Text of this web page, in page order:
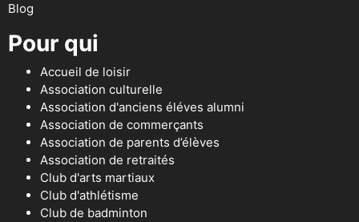
Blog
Pour qui
Accueil de loisir
Association culturelle
Association d'anciens éléves alumni
Association de commerçants
Association de parents d’élèves
Association de retraités
Club d'arts martiaux
Club d'athlétisme
Club de badminton